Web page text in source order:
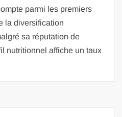
parmi les premiers
la diversification
sa réputation de
nutritionnel affiche un taux